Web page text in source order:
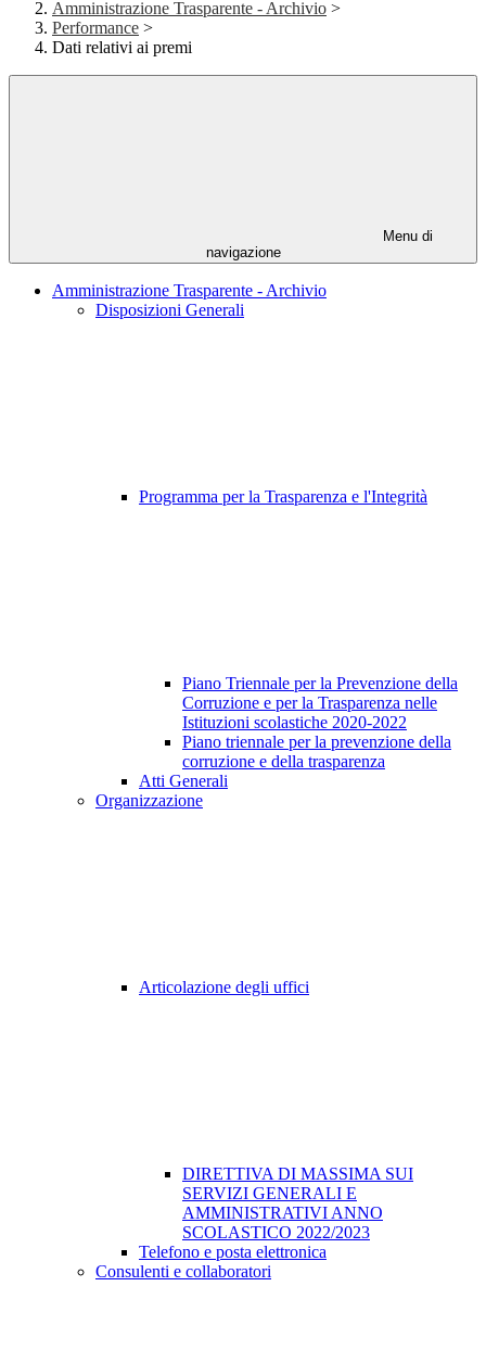
Amministrazione Trasparente - Archivio >
Performance >
Dati relativi ai premi
Menu di
navigazione
Amministrazione Trasparente - Archivio
Disposizioni Generali
Programma per la Trasparenza e l'Integrità
Piano Triennale per la Prevenzione della
Corruzione e per la Trasparenza nelle
Istituzioni scolastiche 2020-2022
Piano triennale per la prevenzione della
corruzione e della trasparenza
Atti Generali
Organizzazione
Articolazione degli uffici
DIRETTIVA DI MASSIMA SUI
SERVIZI GENERALI E
AMMINISTRATIVI ANNO
SCOLASTICO 2022/2023
Telefono e posta elettronica
Consulenti e collaboratori